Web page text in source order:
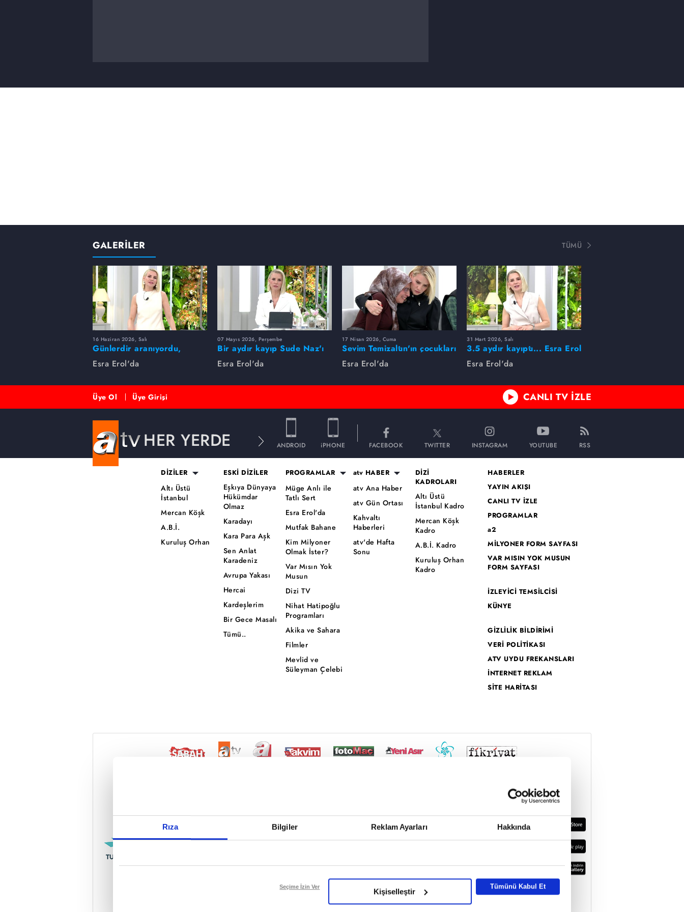
Rıza Bilgiler Reklam Ayarları Hakkında
Reddet
Seçime İzin Ver
Kişiselleştir
Tümünü Kabul Et
GALERİLER TÜMÜ
16 Haziran 2026, Salı
Günlerdir aranıyordu,
dakikalar içinde bulundu!
Esra Erol'da
07 Mayıs 2026, Perşembe
Bir aydır kayıp Sude Naz'ı
Esra Erol buldu
Esra Erol'da
17 Nisan 2026, Cuma
Sevim Temizaltın'ın çocukları
nerede?
Esra Erol'da
31 Mart 2026, Salı
3.5 aydır kayıptı... Esra Erol
buldu!
Esra Erol'da
Üye Ol Üye Girişi CANLI TV İZLE
HER YERDE ANDROID iPHONE FACEBOOK TWITTER INSTAGRAM YOUTUBE RSS
DİZİLER
Altı Üstü
İstanbul
Mercan Köşk
A.B.İ.
Kuruluş Orhan
ESKİ DİZİLER
Eşkıya Dünyaya
Hükümdar
Olmaz
Karadayı
Kara Para Aşk
Sen Anlat
Karadeniz
Avrupa Yakası
Hercai
Kardeşlerim
Bir Gece Masalı
Tümü..
PROGRAMLAR
Müge Anlı ile
Tatlı Sert
Esra Erol'da
Mutfak Bahane
Kim Milyoner
Olmak İster?
Var Mısın Yok
Musun
Dizi TV
Nihat Hatipoğlu
Programları
Akika ve Sahara
Filmler
Mevlid ve
Süleyman Çelebi
atv HABER
atv Ana Haber
atv Gün Ortası
Kahvaltı
Haberleri
atv'de Hafta
Sonu
DİZİ
KADROLARI
Altı Üstü
İstanbul Kadro
Mercan Köşk
Kadro
A.B.İ. Kadro
Kuruluş Orhan
Kadro
HABERLER
YAYIN AKIŞI
CANLI TV İZLE
PROGRAMLAR
a2
MİLYONER FORM SAYFASI
VAR MISIN YOK MUSUN
FORM SAYFASI
İZLEYİCİ TEMSİLCİSİ
KÜNYE
GİZLİLİK BİLDİRİMİ
VERİ POLİTİKASI
ATV UYDU FREKANSLARI
İNTERNET REKLAM
SİTE HARİTASI